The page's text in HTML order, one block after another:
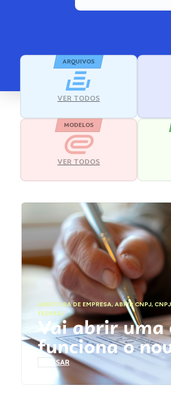
ARQUIVOS
VER TODOS
MODELOS
VER TODOS
ABERTURA DE EMPRESA,ABRIR CNPJ,
FEDERAL
Vai abrir uma
funciona o
ACESSAR